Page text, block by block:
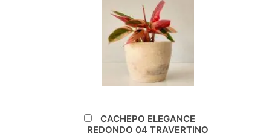
Adicionar
ao
CACHEPO ELEGANCE
REDONDO 04 TRAVERTINO